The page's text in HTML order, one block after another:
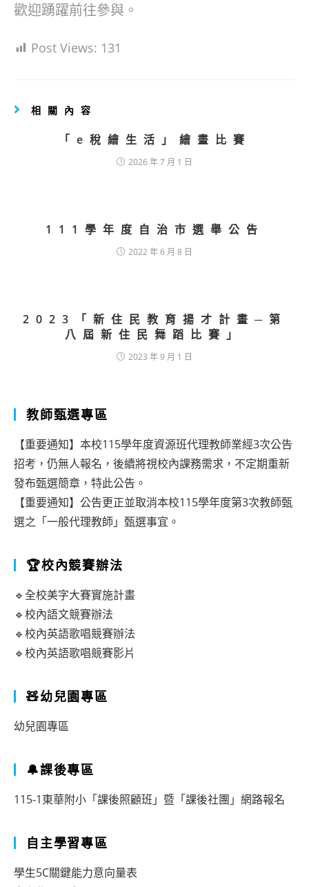
歡迎踴躍前往參與。
Post Views: 131
相關內容
「e稅繪生活」繪畫比賽
2026 年 7 月 1 日
111學年度自治市選舉公告
2022 年 6 月 8 日
2023「新住民教育揚才計畫─第
八屆新住民舞蹈比賽」
2023 年 9 月 1 日
教師甄選專區
【重要通知】本校115學年度資源班代理教師業經3次公告
招考，仍無人報名，後續將視校內課務需求，不定期重新
發布甄選簡章，特此公告。
【重要通知】公告更正並取消本校115學年度第3次教師甄
選之「一般代理教師」甄選事宜。
🏆校內競賽辦法
🔹全校美字大賽實施計畫
🔹校內語文競賽辦法
🔹校內英語歌唱競賽辦法
🔹校內英語歌唱競賽影片
🧸幼兒園專區
幼兒園專區
🔔課後專區
115-1東華附小「課後照顧班」暨「課後社團」網路報名
自主學習專區
學生5C關鍵能力意向量表